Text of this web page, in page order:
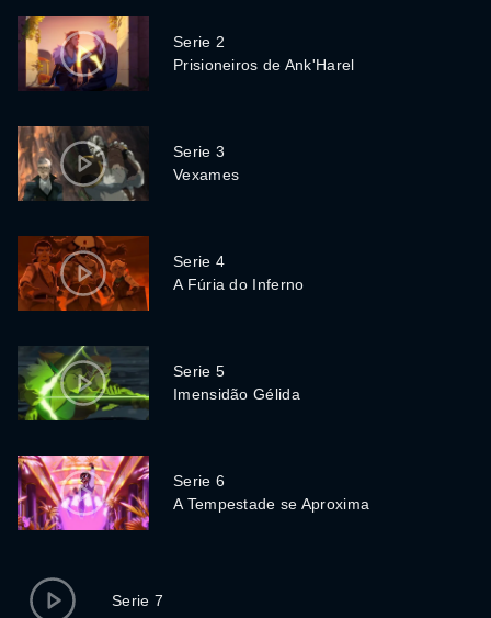
Serie 2
Prisioneiros de Ank'Harel
Serie 3
Vexames
Serie 4
A Fúria do Inferno
Serie 5
Imensidão Gélida
Serie 6
A Tempestade se Aproxima
Serie 7